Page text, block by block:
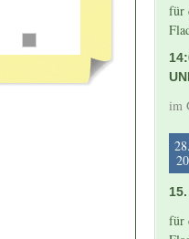
für
im
für